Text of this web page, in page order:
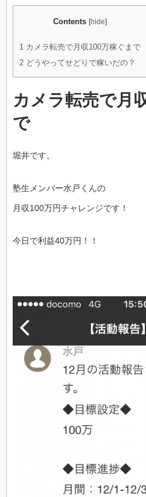
Contents [hide]
1 カメラ転売で月収100万稼ぐまで
2 どうやってせどりで稼いだの？
カメラ転売で月
で
堀井です。
塾生メンバー水戸くんの
月収100万円チャレンジです！
今日で利益40万円！！